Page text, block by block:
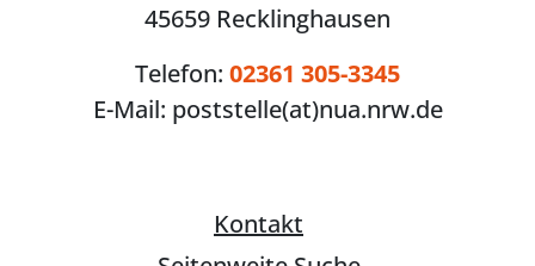
45659 Recklinghausen
Telefon: 02361 305-3345
E-Mail: poststelle(at)nua.nrw.de
Kontakt